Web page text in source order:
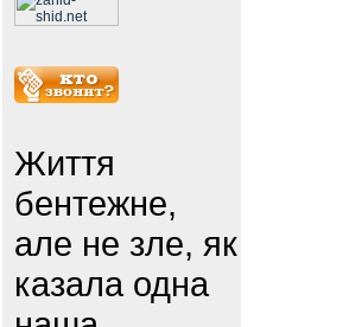
Життя
бентежне,
але не зле, як
казала одна